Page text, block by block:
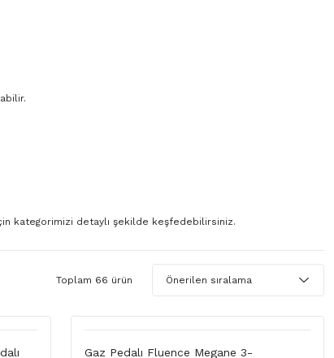
kategorimizi detaylı şekilde keşfedebilirsiniz.
Toplam 66 ürün
Gaz Pedalı Fluence Megane 3-